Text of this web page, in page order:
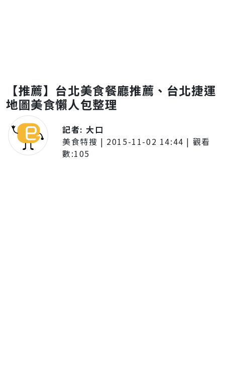
【推薦】台北美食餐廳推薦、台北捷運
地圖美食懶人包整理
記者:大口
美食特搜 | 2015-11-02 14:44 | 觀看
數:105